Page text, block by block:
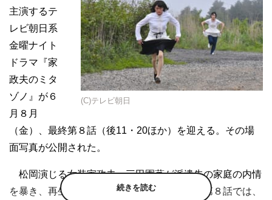
(C)テレビ朝日
主演するテ
レビ朝日系
金曜ナイト
ドラマ『家
政夫のミタ
ゾノ』が６
月８月
（金）、最終第８話（後11・20ほか）を迎える。その場
面写真が公開された。
松岡演じる女装家政夫・三田園薫が派遣先の家庭の内情
を暴き、再生へ導く人気作の第２シリーズ。第８話では、
続きを読む